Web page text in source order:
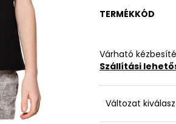
TERMÉKKÓD
Várható
Szállítási
Változat